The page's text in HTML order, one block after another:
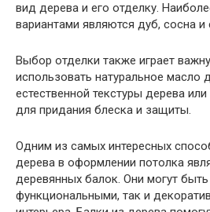
вид дерева и его отделку.
вариантами являются дуб, сосна и
Выбор отделки также играет
использовать натуральное масло
естественной текстуры дерева
для придания блеска и защиты.
Одним из самых интересных
дерева в оформлении потолка
деревянных балок. Они могут
функциональными, так и